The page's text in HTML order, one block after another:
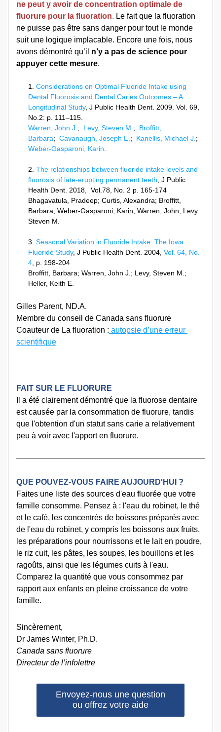
ne peut y avoir de concentration optimale de
fluorure pour la fluoration. Le fait que la fluoration
ne puisse pas être sans danger pour tout le monde
suit une logique implacable. Encore une fois, nous
avons démontré qu’il n’y a pas de science pour
appuyer cette mesure.
Considerations on Optimal Fluoride Intake using
Dental Fluorosis and Dental Caries Outcomes – A
Longitudinal Study, J Public Health Dent. 2009. Vol. 69,
No.2: p. 111–115.
Warren, John J. ; Levy, Steven M. ; Broffitt,
Barbara; Cavanaugh, Joseph E. ; Kanellis, Michael J.
Weber-Gasparoni, Karin
The relationships between fluoride intake levels and
fluorosis of late-erupting permanent teeth , J Public
Health Dent. 2018,  Vol.78, No. 2 p. 165-174
Bhagavatula, Pradeep; Curtis, Alexandra; Broffitt,
Barbara; Weber-Gasparoni, Karin; Warren, John; Levy
Steven M.
Seasonal Variation in Fluoride Intake: The Iowa
Fluoride Study, J Public Health Dent. 2004, Vol. 64, No.
4 , p. 198-204
Broffitt, Barbara; Warren, John J.; Levy, Steven M.;
Heller, Keith E.
Gilles Parent, ND.A.
Membre du conseil de Canada sans fluorure
Coauteur de La fluoration : autopsie d’une erreur
scientifique
FAIT SUR LE FLUORURE
Il a été clairement démontré que la fluorose dentaire
est causée par la consommation de fluorure, tandis
que l'obtention d'un statut sans carie a relativement
peu à voir avec l'apport en fluorure.
QUE POUVEZ-VOUS FAIRE AUJOURD'HUI ?
​Faites une liste des sources d'eau fluorée que votre
famille consomme. Pensez à : l'eau du robinet, le thé
et le café, les concentrés de boissons préparés avec
de l'eau du robinet, y compris les boissons aux fruits,
les préparations pour nourrissons et le lait en poudre,
le riz cuit, les pâtes, les soupes, les bouillons et les
ragoûts, ainsi que les légumes cuits à l'eau.
Comparez la quantité que vous consommez par
rapport aux enfants en pleine croissance de votre
famille.
Sincèrement,
Dr James Winter, Ph.D.
Canada sans fluorure
Directeur de l’infolettre
Envoyez-nous une question
ou offrez votre aide